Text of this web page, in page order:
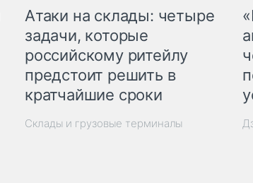
Атаки на склады: четыре
задачи, которые
российскому ритейлу
предстоит решить в
кратчайшие сроки
Склады и грузовые терминалы